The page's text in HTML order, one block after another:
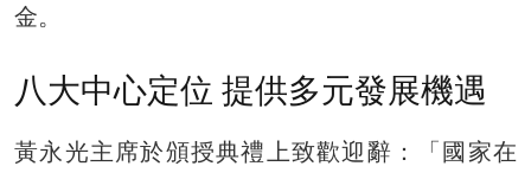
金。
八大中心定位 提供多元發展機遇
黃永光主席於頒授典禮上致歡迎辭：「國家在